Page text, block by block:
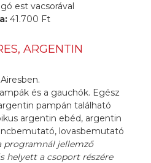
est vacsorával
41.700 Ft
ARGENTIN
és a gauchók. Egész
pampán található
argentin ebéd, argentin
lovasbemutató
programnál jellemző
helyett a csoport részére